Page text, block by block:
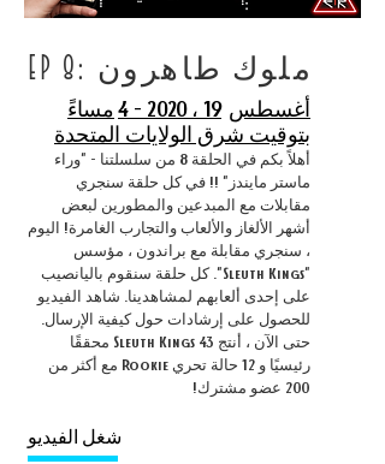
EP 8: ملوك طاهرون
أغسطس 19 ، 2020 - 4
مساءً
بتوقيت شرق الولايات المتحدة
أهلاً بكم في الحلقة 8 من سلسلتنا - "وراء
ماستر مايندز" !! في كل حلقة سنجري
مقابلات مع المبدعين والمطورين لبعض
أشهر الألغاز والألعاب والتجارب الغامرة! اليوم
، سنجري مقابلة مع براندون ، مؤسس
"Sleuth Kings". كل حلقة سنقوم باليانصيب
على إحدى ألعابهم لمشاهدينا. شاهد الفيديو
للحصول على إرشادات حول كيفية الإرسال.
حتى الآن ، أنتج Sleuth Kings 43 محققًا
رئيسيًا و 12 حالة تحري Rookie مع أكثر من
200 عضو مشترك!
شغل الفيديو